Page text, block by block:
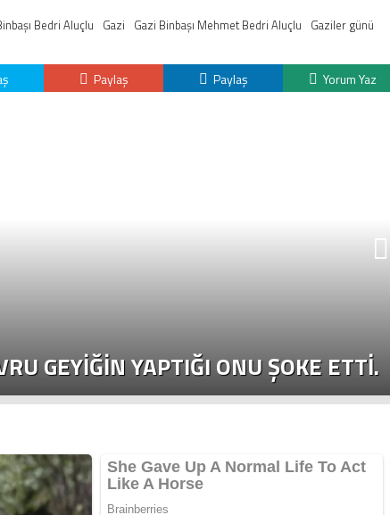
Bedri Aluçlu Gazi Gazi Binbaşı Mehmet Bedri Aluçlu Gaziler günü
Paylaş Paylaş Yorum Yaz
GEYIĞIN YAPTIĞI ONU ŞOKE ETTI.